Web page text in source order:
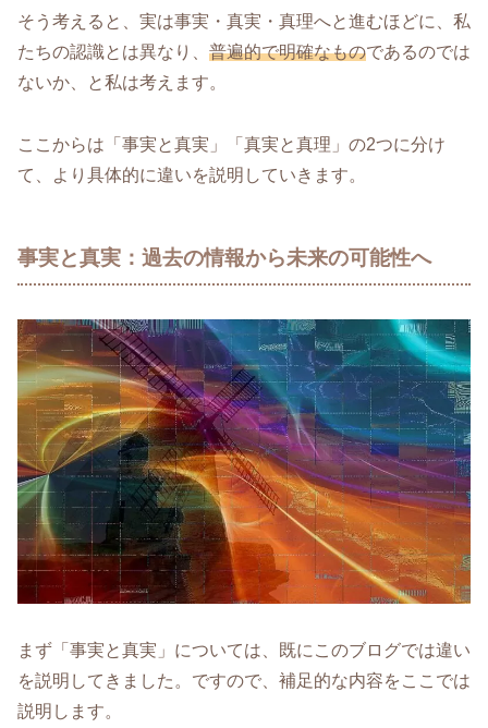
そう考えると、実は事実・真実・真理へと進むほどに、私
たちの認識とは異なり、 普遍的で明確なものであるのでは
ないか、と私は考えます。
ここからは「事実と真実」「真実と真理」の2つに分け
て、より具体的に違いを説明していきます。
事実と真実：過去の情報から未来の可能性へ
まず「事実と真実」については、既にこのブログでは違い
を説明してきました。ですので、補足的な内容をここでは
説明します。